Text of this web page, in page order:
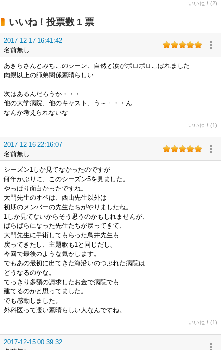
いいね！(2)
いいね！投票数 1 票
2017-12-17 16:41:42
名前無し
あきらさんとみちこのシーン、自然と涙がポロポロこぼれました
肉親以上の師弟関係素晴らしい
次はあるんだろうか・・・
他の大学病院、他のキャスト、う～・・・ん
なんか考えられないな
いいね！(1)
2017-12-16 22:16:07
名前無し
シーズン1しか見てなかったのですが
何年かぶりに、このシーズン5を見ました。
やっぱり面白かったですね。
大門先生のオペは、西山先生以外は
初期のメンバーの先生たちがやりましたね。
1しか見てないからそう思うのかもしれませんが、
ばらばらになった先生たちが戻ってきて、
大門先生に手術してもらった鳥井先生も
戻ってきたし、主題歌も1と同じだし、
今回で最後のような気がします。
でもあの最初に出てきた海沿いのつぶれた病院は
どうなるのかな。
てっきり多額の請求したお金で病院でも
建てるのかと思ってました。
でも感動しました。
外科医って凄い素晴らしい人なんですね。
いいね！(1)
2017-12-15 00:39:32